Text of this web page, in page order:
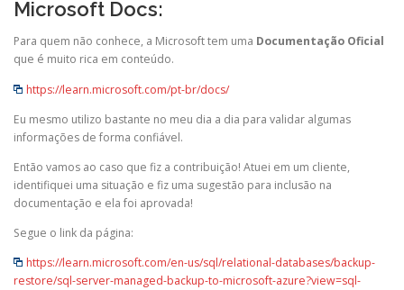
Microsoft Docs:
Para quem não conhece, a Microsoft tem uma Documentação Oficial
que é muito rica em conteúdo.
https://learn.microsoft.com/pt-br/docs/
Eu mesmo utilizo bastante no meu dia a dia para validar algumas
informações de forma confiável.
Então vamos ao caso que fiz a contribuição! Atuei em um cliente,
identifiquei uma situação e fiz uma sugestão para inclusão na
documentação e ela foi aprovada!
Segue o link da página:
https://learn.microsoft.com/en-us/sql/relational-databases/backup-
restore/sql-server-managed-backup-to-microsoft-azure?view=sql-